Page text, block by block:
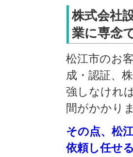
株式会社
業に専念
松江市のお
成・認証、
強しなけれ
間がかかり
その点、松
依頼し任せ